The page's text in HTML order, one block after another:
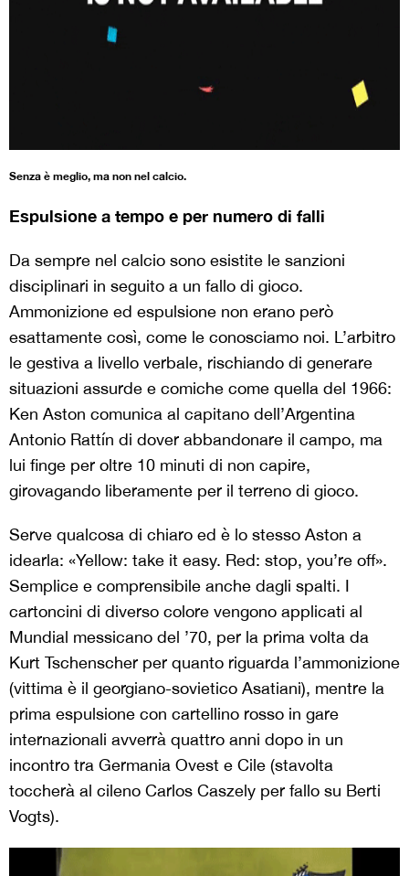
Senza è meglio, ma non nel calcio.
Espulsione a tempo e per numero di falli
Da sempre nel calcio sono esistite le sanzioni
disciplinari in seguito a un fallo di gioco.
Ammonizione ed espulsione non erano però
esattamente così, come le conosciamo noi. L’arbitro
le gestiva a livello verbale, rischiando di generare
situazioni assurde e comiche come quella del 1966:
Ken Aston comunica al capitano dell’Argentina
Antonio Rattín di dover abbandonare il campo, ma
lui finge per oltre 10 minuti di non capire,
girovagando liberamente per il terreno di gioco.
Serve qualcosa di chiaro ed è lo stesso Aston a
idearla: «Yellow: take it easy. Red: stop, you’re off».
Semplice e comprensibile anche dagli spalti. I
cartoncini di diverso colore vengono applicati al
Mundial messicano del ’70, per la prima volta da
Kurt Tschenscher per quanto riguarda l’ammonizione
(vittima è il georgiano-sovietico Asatiani), mentre la
prima espulsione con cartellino rosso in gare
internazionali avverrà quattro anni dopo in un
incontro tra Germania Ovest e Cile (stavolta
toccherà al cileno Carlos Caszely per fallo su Berti
Vogts).